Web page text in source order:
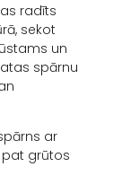
radīts
sekot
un
spārnu
ar
grūtos